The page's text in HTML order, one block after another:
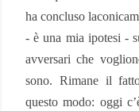
ha concluso
- è una mia ipotesi -
avversari che
sono. Rimane il
questo modo: oggi